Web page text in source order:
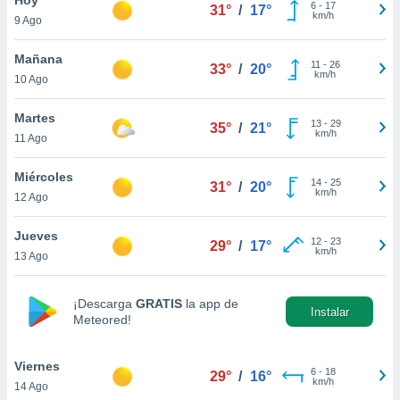
en
más
nuestra
de
aceptar
de
9 Ago
31° / 17° 6- 17
km/h
Mañana
10 Ago
33° / 20° 11 - 26
km/h
Martes
11 Ago
35° / 21° 13- 29
km/h
Miércoles
12 Ago
31° / 20° 14- 25
km/h
Jueves
13 Ago
29° / 17° 12- 23
km/h
¡Descarga GRATIS la app de
Meteored!
Instalar
Viernes
14 Ago
29° / 16° 6- 18
km/h